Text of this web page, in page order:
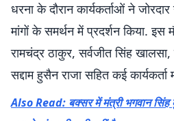
धरना के दौरान कार्यकर्ताओं ने
मांगों के समर्थन में प्रदर्शन किया. इस
रामचंद्र ठाकुर, सर्वजीत सिंह
सद्दाम हुसैन राजा सहित कई
Also Read: बक्सर में मंत्री भगवान